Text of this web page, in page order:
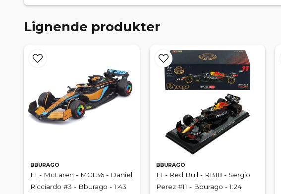
Lignende produkter
BBURAGO
F1 - McLaren - MCL36 - Daniel
Ricciardo #3 - Bburago - 1:43
BBURAGO
F1 - Red Bull - RB18 - Sergio
Perez #11 - Bburago - 1:24